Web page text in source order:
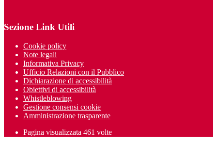
Sezione Link Utili
Cookie policy
Note legali
Informativa Privacy
Ufficio Relazioni con il Pubblico
Dichiarazione di accessibilità
Obiettivi di accessibilità
Whistleblowing
Gestione consensi cookie
Amministrazione trasparente
Pagina visualizzata 461 volte